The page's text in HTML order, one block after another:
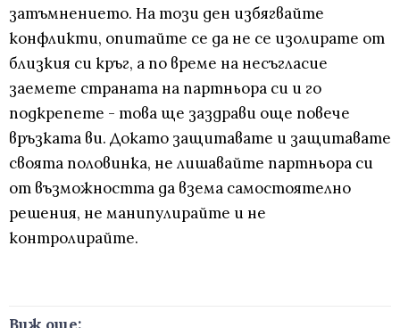
затъмнението. На този ден избягвайте
конфликти, опитайте се да не се изолирате от
близкия си кръг, а по време на несъгласие
заемете страната на партньора си и го
подкрепете - това ще заздрави още повече
връзката ви. Докато защитавате и защитавате
своята половинка, не лишавайте партньора си
от възможността да взема самостоятелно
решения, не манипулирайте и не
контролирайте.